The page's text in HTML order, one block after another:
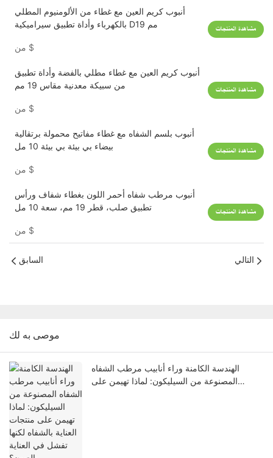
أنبوب كريم العين مع غطاء من الألومنيوم المطلي
بالكهرباء وأداة تطبيق سيراميكية D19 مم
$
مشاهدة المنتجات
أنبوب كريم العين مع غطاء مطلي بالفضة وأداة تطبيق
من سبيكة معدنية مقاس 19 مم
$
مشاهدة المنتجات
أنبوب بلسم الشفاه مع غطاء مفاتيح محمولة برتقالية
بيضاء بي بيئة بي بيئة 10 مل
$
مشاهدة المنتجات
أنبوب مرطب شفاه أحمر اللون بغطاء شفاف ورأس
تطبيق صلب، قطر 19 مم، سعة 10 مل
$
مشاهدة المنتجات
السابق التالي
موصى به لك
الهندسة الكامنة وراء أنابيب مرطب الشفاه
المصنوعة من السيليكون: لماذا تهيمن على